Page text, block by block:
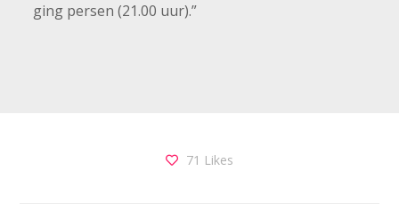
ging persen (21.00 uur).”
71 Likes